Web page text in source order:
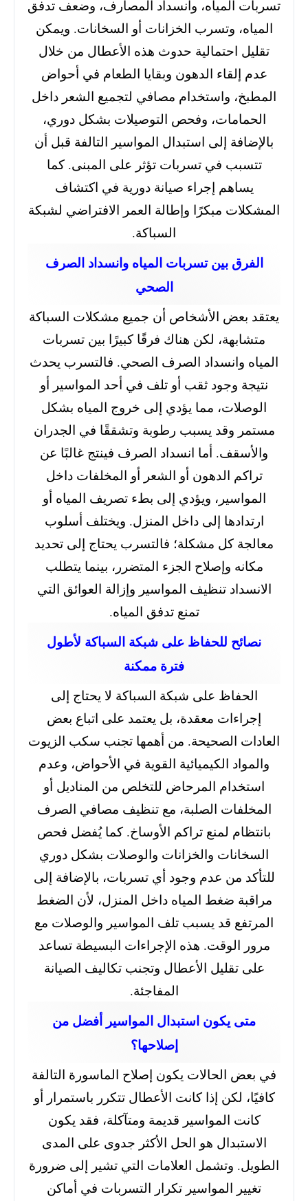
تسربات المياه، وانسداد المصارف، وضعف تدفق
المياه، وتسرب الخزانات أو السخانات. ويمكن
تقليل احتمالية حدوث هذه الأعطال من خلال
عدم إلقاء الدهون وبقايا الطعام في أحواض
المطبخ، واستخدام مصافي لتجميع الشعر داخل
الحمامات، وفحص التوصيلات بشكل دوري،
بالإضافة إلى استبدال المواسير التالفة قبل أن
تتسبب في تسربات تؤثر على المبنى. كما
يساهم إجراء صيانة دورية في اكتشاف
المشكلات مبكرًا وإطالة العمر الافتراضي لشبكة
السباكة.
الفرق بين تسربات المياه وانسداد الصرف
الصحي
يعتقد بعض الأشخاص أن جميع مشكلات السباكة
متشابهة، لكن هناك فرقًا كبيرًا بين تسربات
المياه وانسداد الصرف الصحي. فالتسرب يحدث
نتيجة وجود ثقب أو تلف في أحد المواسير أو
الوصلات، مما يؤدي إلى خروج المياه بشكل
مستمر وقد يسبب رطوبة وتشققًا في الجدران
والأسقف. أما انسداد الصرف فينتج غالبًا عن
تراكم الدهون أو الشعر أو المخلفات داخل
المواسير، ويؤدي إلى بطء تصريف المياه أو
ارتدادها إلى داخل المنزل. ويختلف أسلوب
معالجة كل مشكلة؛ فالتسرب يحتاج إلى تحديد
مكانه وإصلاح الجزء المتضرر، بينما يتطلب
الانسداد تنظيف المواسير وإزالة العوائق التي
تمنع تدفق المياه.
نصائح للحفاظ على شبكة السباكة لأطول
فترة ممكنة
الحفاظ على شبكة السباكة لا يحتاج إلى
إجراءات معقدة، بل يعتمد على اتباع بعض
العادات الصحيحة. من أهمها تجنب سكب الزيوت
والمواد الكيميائية القوية في الأحواض، وعدم
استخدام المرحاض للتخلص من المناديل أو
المخلفات الصلبة، مع تنظيف مصافي الصرف
بانتظام لمنع تراكم الأوساخ. كما يُفضل فحص
السخانات والخزانات والوصلات بشكل دوري
للتأكد من عدم وجود أي تسربات، بالإضافة إلى
مراقبة ضغط المياه داخل المنزل، لأن الضغط
المرتفع قد يسبب تلف المواسير والوصلات مع
مرور الوقت. هذه الإجراءات البسيطة تساعد
على تقليل الأعطال وتجنب تكاليف الصيانة
المفاجئة.
متى يكون استبدال المواسير أفضل من
إصلاحها؟
في بعض الحالات يكون إصلاح الماسورة التالفة
كافيًا، لكن إذا كانت الأعطال تتكرر باستمرار أو
كانت المواسير قديمة ومتآكلة، فقد يكون
الاستبدال هو الحل الأكثر جدوى على المدى
الطويل. وتشمل العلامات التي تشير إلى ضرورة
تغيير المواسير تكرار التسربات في أماكن